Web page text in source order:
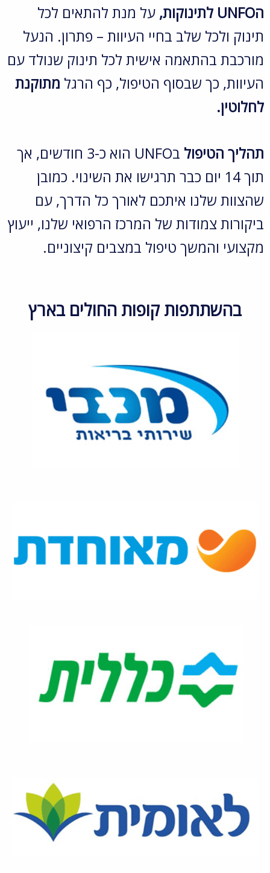
הUNFO לתינוקות,
על מנת להתאים לכל
תינוק ולכל שלב בחיי העיוות – פתרון. הנעל
מורכבת בהתאמה אישית לכל תינוק שנולד עם
העיוות, כך שבסוף הטיפול, כף הרגל מתוקנת
לחלוטין.
תהליך הטיפול
בUNFO הוא כ-3 חודשים, אך
תוך 14 יום כבר תרגישו את השינוי. כמובן
שהצוות שלנו איתכם לאורך כל הדרך, עם
ביקורות צמודות של המרכז הרפואי שלנו, ייעוץ
מקצועי והמשך טיפול במצבים קיצוניים.
בהשתתפות קופות החולים בארץ